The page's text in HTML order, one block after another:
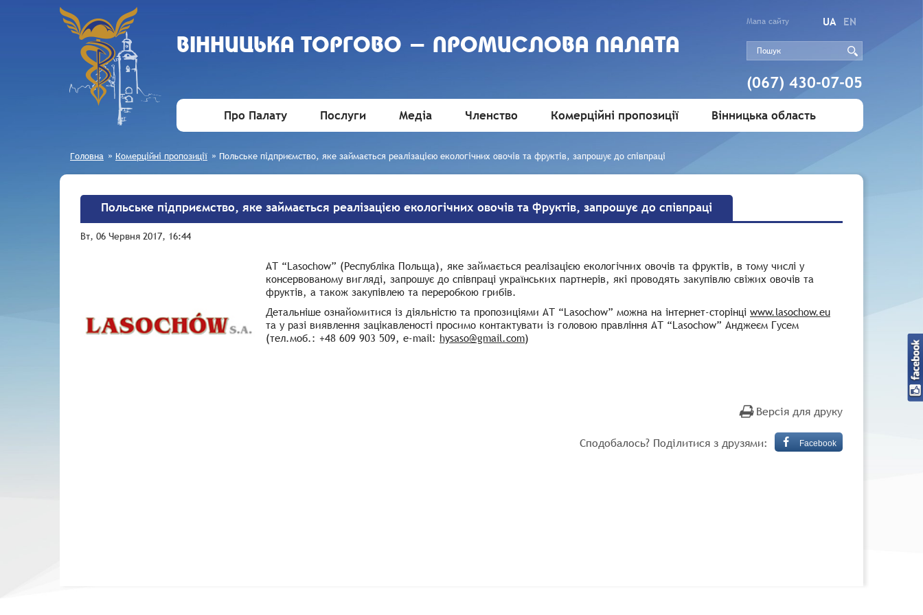
ВIННИЦЬКА ТОРГОВО - ПРОМИСЛОВА ПАЛАТА
Мапа сайту UA EN
(067) 430-07-05
Про Палату Послуги Медіа Членство Комерційні пропозиції Вінницька область
Головна » Комерційні пропозиції » Польське підприємство, яке займається реалізацією екологічних овочів та фруктів, запрошує до співпраці
Польське підприємство, яке займається реалізацією екологічних овочів та фруктів, запрошує до співпраці
Вт, 06 Червня 2017, 16:44
АТ “Lasochow” (Республіка Польща), яке займається реалізацією екологічних овочів та фруктів, в тому числі у
консервованому вигляді, запрошує до співпраці українських партнерів, які проводять закупівлю свіжих овочів та
фруктів, а також закупівлею та переробкою грибів.
Детальніше ознайомитися із діяльністю та пропозиціями АТ “Lasochow” можна на інтернет-сторінці www.lasochow.eu
та у разі виявлення зацікавленості просимо контактувати із головою правління АТ “Lasochow” Анджеєм Гусем
(тел.моб.: +48 609 903 509, e-mail: hysaso@gmail.com)
Версія для друку
Сподобалось? Поділитися з друзями: Facebook